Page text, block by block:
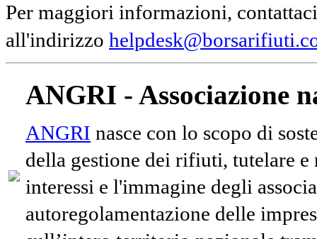
Per maggiori informazioni,
all'indirizzo
ANGRI - Associazione
ANGRI nasce con lo scopo di
della gestione dei rifiuti, tutelare e
interessi e l'immagine degli
autoregolamentazione delle